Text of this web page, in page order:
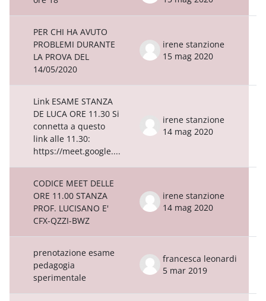
PER CHI HA AVUTO
PROBLEMI DURANTE
LA PROVA DEL
14/05/2020
irene stanzione
15 mag 2020
Link ESAME STANZA
DE LUCA ORE 11.30 Si
connetta a questo
link alle 11.30:
https://meet.google....
irene stanzione
14 mag 2020
CODICE MEET DELLE
ORE 11.00 STANZA
PROF. LUCISANO E'
CFX-QZZI-BWZ
irene stanzione
14 mag 2020
prenotazione esame
pedagogia
sperimentale
francesca leonardi
5 mar 2019